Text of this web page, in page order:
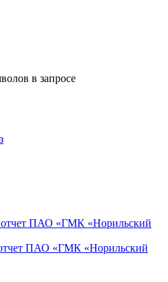
в запросе
отчет ПАО «ГМК «Норильский
ПАО «ГМК «Норильский